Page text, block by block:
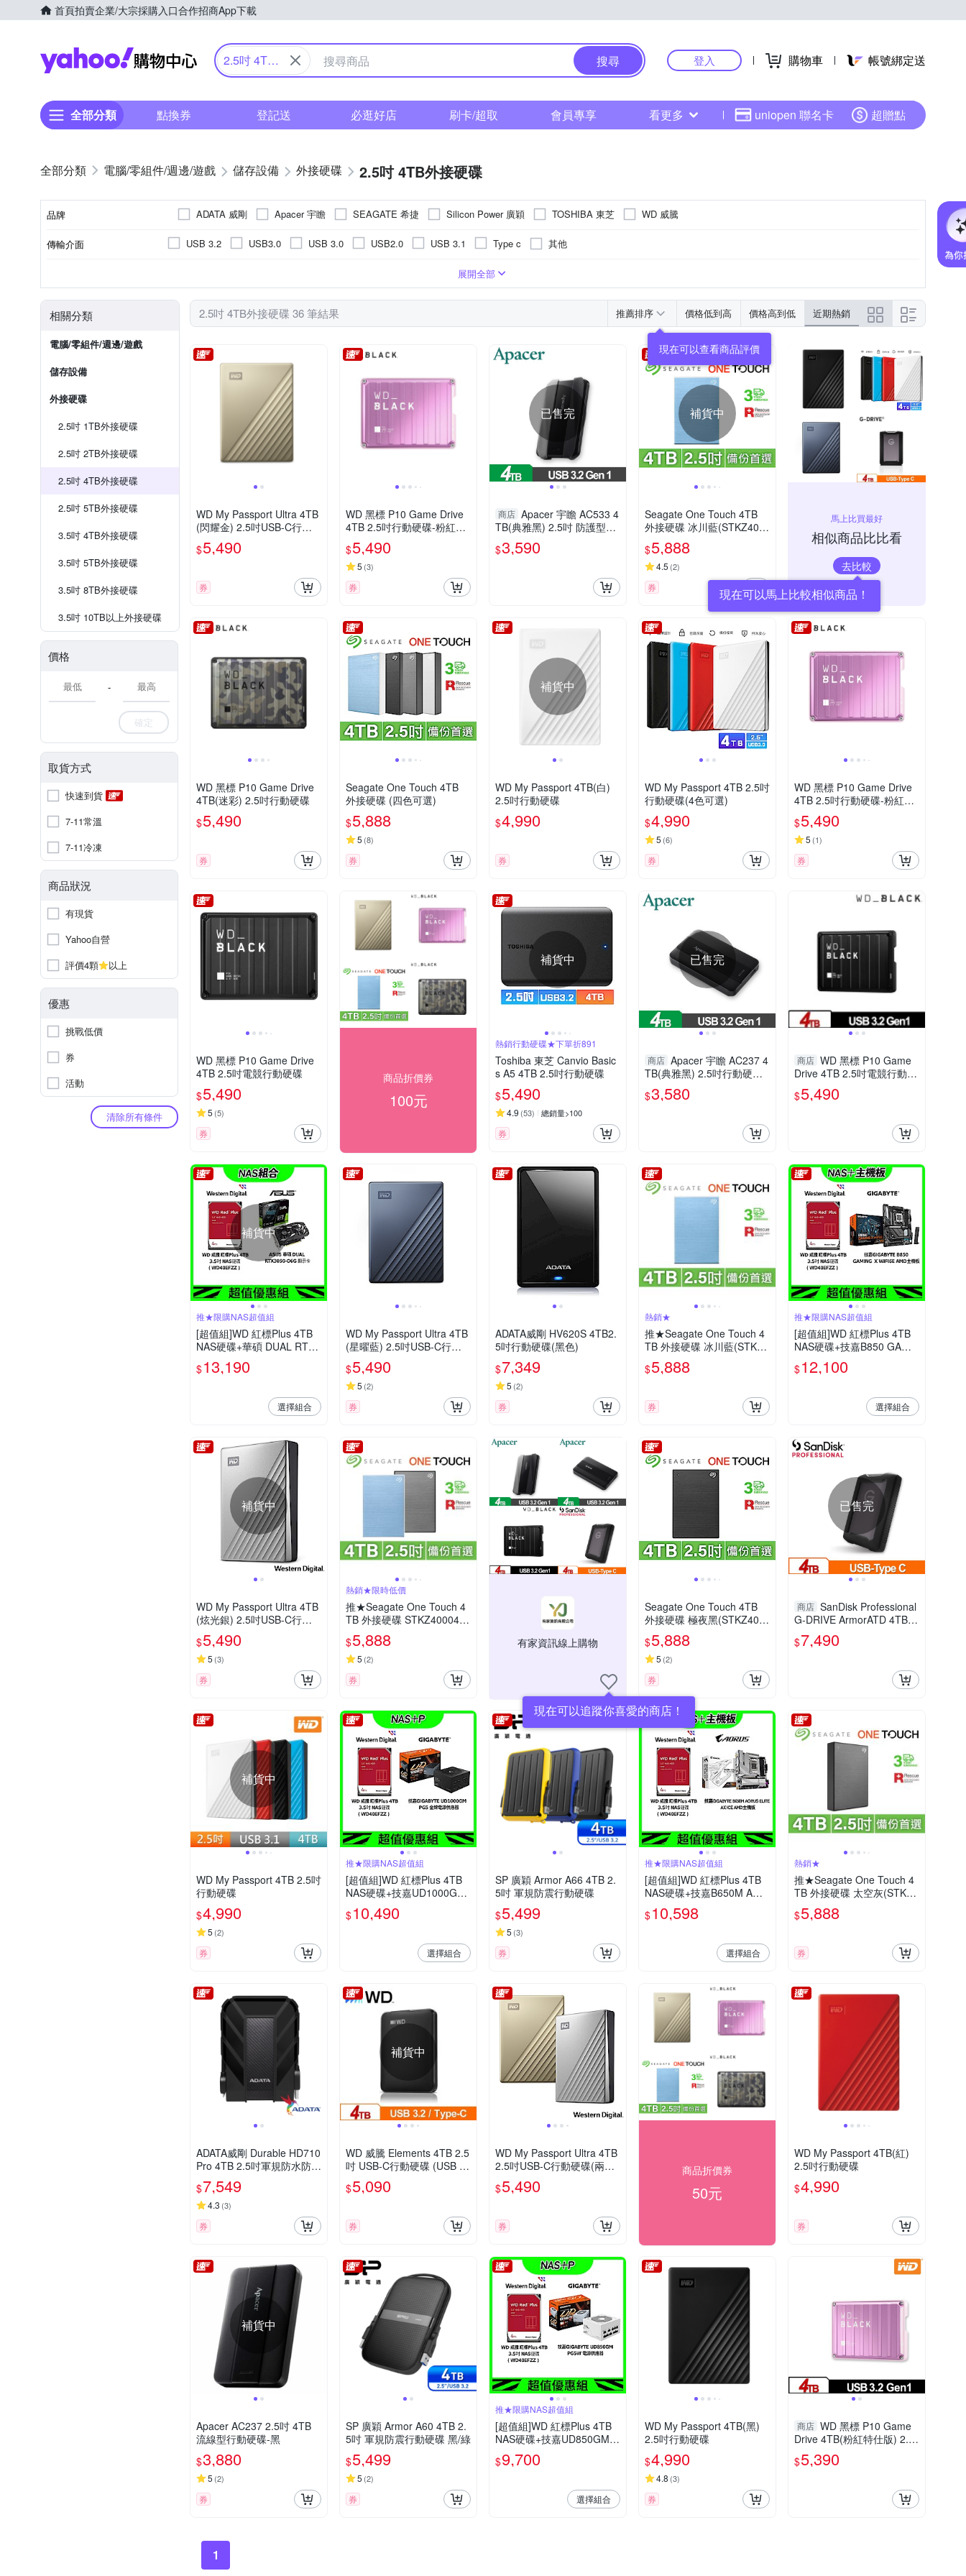
首頁拍賣企業/大宗採購入口合作招商App下載
Yahoo購物中心
2.5吋 4TB
搜尋 登入 購物車 帳號綁定送
全部分類 點換券 登記送 必逛好店 刷卡/超取 會員專享 看更多 uniopen 聯名卡 超贈點
電腦/零組件/週邊/遊戲 儲存設備 外接硬碟 2.5吋 4TB外接硬碟
品牌 ADATA 威剛 Apacer 宇瞻 SEAGATE 希捷 Silicon Power 廣穎 TOSHIBA 東芝 WD 威騰
傳輸介面 USB 3.2 USB3.0 USB 3.0 USB2.0 USB 3.1 Type c 其他
展開全部
相關分類
電腦/零組件/週邊/遊戲
儲存設備
外接硬碟
2.5吋 1TB外接硬碟
2.5吋 2TB外接硬碟
2.5吋 4TB外接硬碟
2.5吋 5TB外接硬碟
3.5吋 4TB外接硬碟
3.5吋 5TB外接硬碟
3.5吋 8TB外接硬碟
3.5吋 10TB以上外接硬碟
價格
-
確定
取貨方式
快速到貨
7-11常溫
7-11冷凍
商品狀況
有現貨
Yahoo自營
評價4顆
以上
優惠
挑戰低價
券
活動
清除所有條件
2.5吋 4TB外接硬碟 36 筆結果 推薦排序 價格低到高 價格高到低 近期熱銷
WD My Passport Ultra 4TB
(閃耀金) 2.5吋USB-C行動
硬碟
$5,490
券
WD 黑標 P10 Game Drive
4TB 2.5吋行動硬碟-粉紅特
仕版
$5,490
5 (3)
券
已售完
商店 Apacer 宇瞻 AC533 4
TB(典雅黑) 2.5吋 防護型行
動硬碟 AP4TBAC533B-2
$3,590
補貨中
Seagate One Touch 4TB
外接硬碟 冰川藍(STKZ400
0402)
$5,888
4.5 (2)
券
馬上比買最好
相似商品比比看
去比較
WD 黑標 P10 Game Drive
4TB(迷彩) 2.5吋行動硬碟
$5,490
券
Seagate One Touch 4TB
外接硬碟 (四色可選)
$5,888
5 (8)
券
補貨中
WD My Passport 4TB(白)
2.5吋行動硬碟
$4,990
券
WD My Passport 4TB 2.5吋
行動硬碟(4色可選)
$4,990
5 (6)
券
WD 黑標 P10 Game Drive
4TB 2.5吋行動硬碟-粉紅特
仕版
$5,490
5 (1)
券
WD 黑標 P10 Game Drive
4TB 2.5吋電競行動硬碟
$5,490
5 (5)
券
商品折價券
100元
補貨中
熱銷行動硬碟★下單折891
Toshiba 東芝 Canvio Basic
s A5 4TB 2.5吋行動硬碟
$5,490
4.9 (53) 總銷量>100
券
已售完
商店 Apacer 宇瞻 AC237 4
TB(典雅黑) 2.5吋行動硬碟
AP4TBAC237B-2
$3,580
商店 WD 黑標 P10 Game
Drive 4TB 2.5吋電競行動硬
碟
$5,490
補貨中
推★限購NAS超值組
[超值組]WD 紅標Plus 4TB
NAS硬碟+華碩 DUAL RTX3
050 O6G 顯示卡
$13,190
選擇組合
WD My Passport Ultra 4TB
(星曜藍) 2.5吋USB-C行動
硬碟
$5,490
5 (2)
券
ADATA威剛 HV620S 4TB2.
5吋行動硬碟(黑色)
$7,349
5 (2)
券
熱銷★
推★Seagate One Touch 4
TB 外接硬碟 冰川藍(STKZ4
000402)
$5,888
券
推★限購NAS超值組
[超值組]WD 紅標Plus 4TB
NAS硬碟+技嘉B850 GAMI
NG X WIFI6E AMD主機板
$12,100
選擇組合
補貨中
WD My Passport Ultra 4TB
(炫光銀) 2.5吋USB-C行動
硬碟
$5,490
5 (3)
券
熱銷★限時低價
推★Seagate One Touch 4
TB 外接硬碟 STKZ4000404
(兩色可選)
$5,888
5 (2)
券
有家資訊線上購物
現在可以追蹤你喜愛的商店！
Seagate One Touch 4TB
外接硬碟 極夜黑(STKZ400
0400)
$5,888
5 (2)
券
已售完
商店 SanDisk Professional
G-DRIVE ArmorATD 4TB 2.
5吋 Type-C行動硬碟 SDPH
81G-004T-GBA1D
$7,490
補貨中
WD My Passport 4TB 2.5吋
行動硬碟
$4,990
5 (2)
券
推★限購NAS超值組
[超值組]WD 紅標Plus 4TB
NAS硬碟+技嘉UD1000GM
PG5 金牌電源供應器
$10,490
選擇組合
SP 廣穎 Armor A66 4TB 2.
5吋 軍規防震行動硬碟
$5,499
5 (3)
券
推★限購NAS超值組
[超值組]WD 紅標Plus 4TB
NAS硬碟+技嘉B650M AOR
US ELITE AX ICE AMD主機
板
$10,598
選擇組合
熱銷★
推★Seagate One Touch 4
TB 外接硬碟 太空灰(STKZ4
000404)
$5,888
券
ADATA威剛 Durable HD710
Pro 4TB 2.5吋軍規防水防震
行動硬碟
$7,549
4.3 (3)
券
補貨中
WD 威騰 Elements 4TB 2.5
吋 USB-C行動硬碟 (USB 3.
2 Gen 1)
$5,090
券
WD My Passport Ultra 4TB
2.5吋USB-C行動硬碟(兩色
可選)
$5,490
券
商品折價券
50元
WD My Passport 4TB(紅)
2.5吋行動硬碟
$4,990
券
補貨中
Apacer AC237 2.5吋 4TB
流線型行動硬碟-黑
$3,880
5 (2)
券
SP 廣穎 Armor A60 4TB 2.
5吋 軍規防震行動硬碟 黑/綠
$5,499
5 (2)
券
推★限購NAS超值組
[超值組]WD 紅標Plus 4TB
NAS硬碟+技嘉UD850GM P
G5W 電源供應器
$9,700
選擇組合
WD My Passport 4TB(黑)
2.5吋行動硬碟
$4,990
4.8 (3)
券
商店 WD 黑標 P10 Game
Drive 4TB(粉紅特仕版) 2.5
吋行動硬碟 WDBZ7D0040B
PK-WESN
$5,390
1